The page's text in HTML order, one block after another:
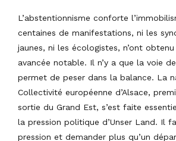
L’abstentionnisme conforte
centaines de manifestations, ni les
jaunes, ni les écologistes, n’ont
avancée notable. Il n’y a que la voie
permet de peser dans la balance. La
Collectivité européenne d’Alsace,
sortie du Grand Est, s’est faite
la pression politique d’Unser Land. Il
pression et demander plus qu’un